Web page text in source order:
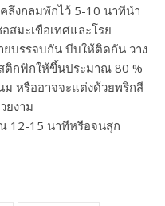
ลึงกลมพักไว้ 5-10 นาทีนำ
สมะเขือเทศและโรย
บรรจบกัน บีบให้ติดกัน วาง
กฟักให้ขึ้นประมาณ 80 %
หรืออาจจะแต่งด้วยพริกสี
ยงาม
12-15 นาทีหรือจนสุก